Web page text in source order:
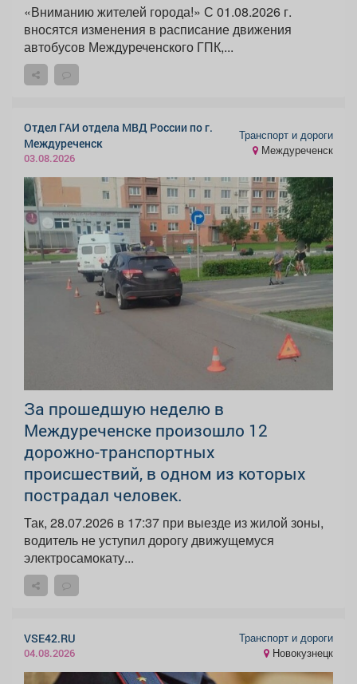
«Вниманию жителей города!» С 01.08.2026 г.
вносятся изменения в расписание движения
автобусов Междуреченского ГПК,...
Отдел ГАИ отдела МВД России по г.
Междуреченск
03.08.2026
Транспорт и дороги
Междуреченск
За прошедшую неделю в
Междуреченске произошло 12
дорожно-транспортных
происшествий, в одном из которых
пострадал человек.
Так, 28.07.2026 в 17:37 при выезде из жилой зоны,
водитель не уступил дорогу движущемуся
электросамокату...
VSE42.RU
04.08.2026
Транспорт и дороги
Новокузнецк